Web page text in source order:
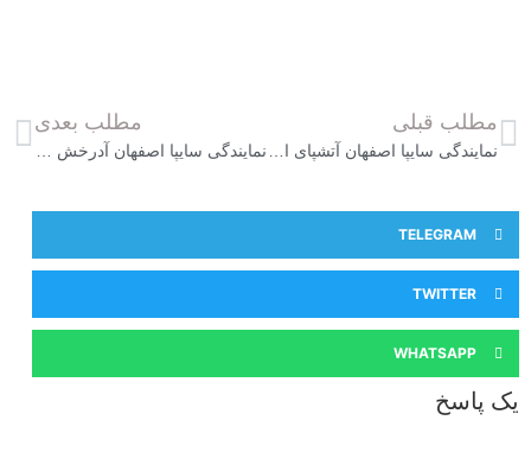
مطلب قبلی
نمایندگی سایپا اصفهان آتشپای اصفهان 5780
مطلب بعدی
نمایندگی سایپا اصفهان آدرخش خودرو مبین 5872
TELEGRAM
TWITTER
WHATSAPP
یک پاسخ